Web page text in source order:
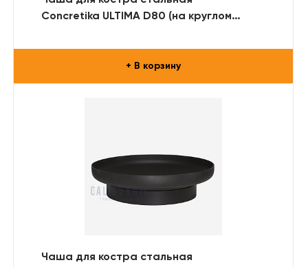
Concretika ULTIMA D80 (на круглом
+ В корзину
Чаша для костра стальная